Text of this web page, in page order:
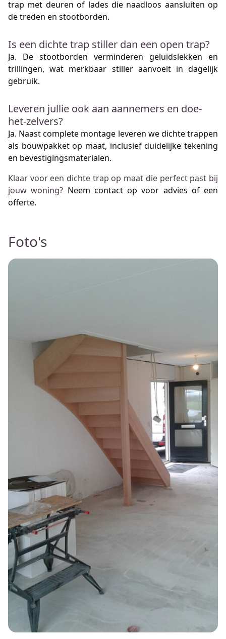
trap met deuren of lades die naadloos aansluiten op
de treden en stootborden.
Is een dichte trap stiller dan een open trap?
Ja. De stootborden verminderen geluidslekken en
trillingen, wat merkbaar stiller aanvoelt in dagelijk
gebruik.
Leveren jullie ook aan aannemers en doe-
het-zelvers?
Ja. Naast complete montage leveren we dichte trappen
als bouwpakket op maat, inclusief duidelijke tekening
en bevestigingsmaterialen.
Klaar voor een dichte trap op maat die perfect past bij
jouw woning? Neem contact op voor advies of een
offerte.
Foto's